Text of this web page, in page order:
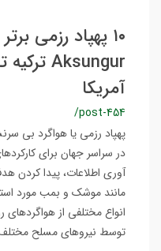
آمریکا
/post-454
در سراسر جهان برای
آوری اطلاعات، پیدا کردن
مانند موشک و بمب مورد
انواع مختلفی از
توسط نیروهای مسلح مختلف